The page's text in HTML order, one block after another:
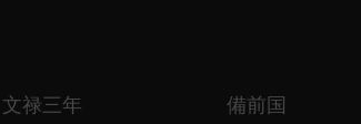
文禄三年 備前国